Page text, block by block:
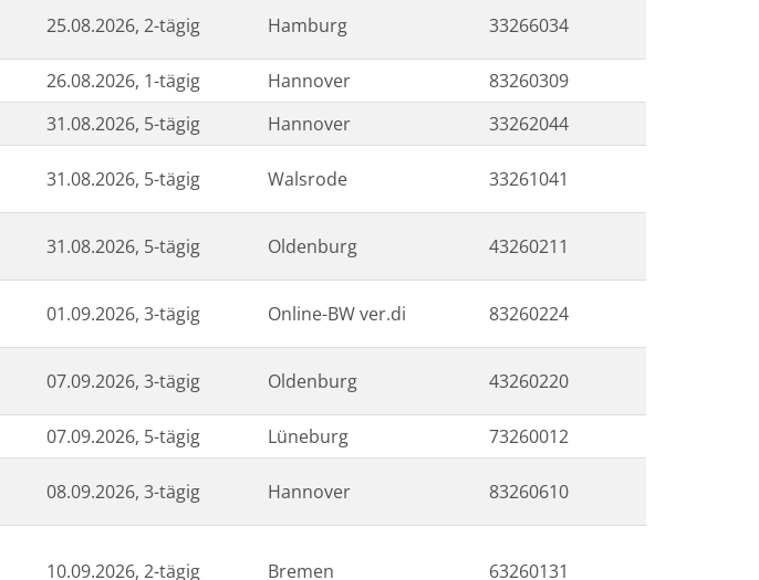
25.08.2026, 2-tägig Hamburg 33266034
26.08.2026, 1-tägig Hannover
83260309
31.08.2026, 5-tägig Hannover
33262044
31.08.2026, 5-tägig Walsrode 33261041
31.08.2026, 5-tägig Oldenburg 43260211
01.09.2026, 3-tägig Online-BW ver.di 83260224
07.09.2026, 3-tägig Oldenburg 43260220
07.09.2026, 5-tägig Lüneburg
73260012
08.09.2026, 3-tägig Hannover 83260610
10.09.2026, 2-tägig Bremen 63260131